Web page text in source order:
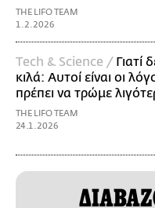
THE LIFO TEAM
1.2.2026
Τech & Science / Γιατί
κιλά: Αυτοί είναι οι
πρέπει να τρώμε
THE LIFO TEAM
24.1.2026